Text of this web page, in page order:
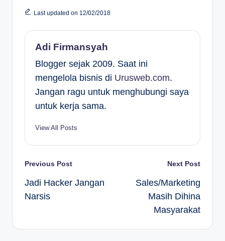
Last updated on 12/02/2018
Adi Firmansyah
Blogger sejak 2009. Saat ini
mengelola bisnis di Urusweb.com.
Jangan ragu untuk menghubungi saya
untuk kerja sama.
View All Posts
Post
navigation
Previous Post
Jadi Hacker Jangan
Narsis
Next Post
Sales/Marketing
Masih Dihina
Masyarakat